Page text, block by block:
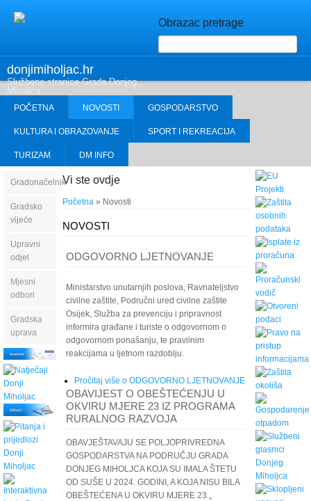
donjimiholjac.hr
Službene stranice Grada Donjeg
Miholjca
Obrazac pretrage
POČETNA NOVOSTI GOSPODARSTVO
KULTURA I OBRAZOVANJE SPORT I REKREACIJA
TURIZAM DM INFO
Vi ste ovdje
Početna» Novosti
NOVOSTI
ODGOVORNO LJETNOVANJE
Ministarstvo unutarnjih poslova, Ravnateljstvo
civilne zaštite, Područni ured civilne zaštite
Osijek, Služba za prevenciju i pripravnost
informira građane i turiste o odgovornom o
odgovornom ponašanju, te pravilnim
reakcijama u ljetnom razdoblju.
Pročitaj višeo ODGOVORNO LJETNOVANJE
OBAVIJEST O OBEŠTEĆENJU U
OKVIRU MJERE 23 IZ PROGRAMA
RURALNOG RAZVOJA
OBAVJEŠTAVAJU SE POLJOPRIVREDNA
GOSPODARSTVA NA PODRUČJU GRADA
DONJEG MIHOLJCA KOJA SU IMALA ŠTETU
OD SUŠE U 2024. GODINI, A KOJA NISU BILA
OBEŠTEĆENA U OKVIRU MJERE 23 „
Gradonačelnik
Gradsko
vijeće
Upravni
odjel
Mjesni
odbori
Gradska
uprava